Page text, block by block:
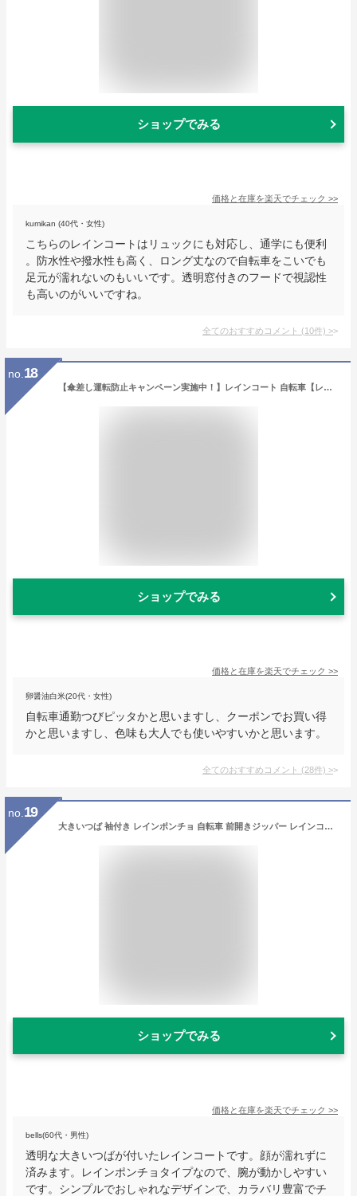
ショップでみる
価格と在庫を楽天でチェック >>
kumikan (40代・女性)
こちらのレインコートはリュックにも対応し、通学にも便利
。防水性や撥水性も高く、ロング丈なので自転車をこいでも
足元が濡れないのもいいです。透明窓付きのフードで視認性
も高いのがいいですね。
全てのおすすめコメント (10件) >
no. 18
【傘差し運転防止キャンペーン実施中！】レインコート 自転車【レビュー後シューズカバーあり】レインコート リュック レディース メンズ カッパ 自転車 通学 レインポンチョ かっぱ 自転車用 カッパ 自転車用レインコート バイク リュック対応 リュック 《raincoat12》
ショップでみる
価格と在庫を楽天でチェック >>
卵醤油白米(20代・女性)
自転車通勤つびピッタかと思いますし、クーポンでお買い得
かと思いますし、色味も大人でも使いやすいかと思います。
全てのおすすめコメント (28件) >
no. 19
大きいつば 袖付き レインポンチョ 自転車 前開きジッパー レインコート ポンチョ レインウェア 袖あり レディース メンズ バイク 雨合羽 カッパ ブルー レッド ブラック ピンク ロング 自転車用 クリアバイザー 雨具 カッパ グレージュ
ショップでみる
価格と在庫を楽天でチェック >>
bells(60代・男性)
透明な大きいつばが付いたレインコートです。顔が濡れずに
済みます。レインポンチョタイプなので、腕が動かしやすい
です。シンプルでおしゃれなデザインで、カラバリ豊富でチ